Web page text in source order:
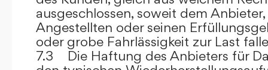
ausgeschlossen, soweit dem
Angestellten oder seinen
oder grobe Fahrlässigkeit zur Last
7.3 Die Haftung des Anbieters für